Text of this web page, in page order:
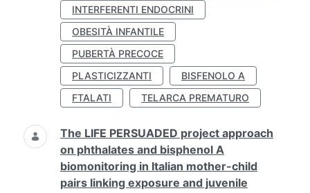
INTERFERENTI ENDOCRINI
OBESITÀ INFANTILE
PUBERTÀ PRECOCE
PLASTICIZZANTI
BISFENOLO A
FTALATI
TELARCA PREMATURO
The LIFE PERSUADED project approach
on phthalates and bisphenol A
biomonitoring in Italian mother-child
pairs linking exposure and juvenile